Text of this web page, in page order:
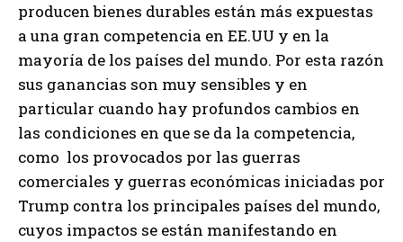
producen bienes durables están más expuestas
a una gran competencia en EE.UU y en la
mayoría de los países del mundo. Por esta razón
sus ganancias son muy sensibles y en
particular cuando hay profundos cambios en
las condiciones en que se da la competencia,
como los provocados por las guerras
comerciales y guerras económicas iniciadas por
Trump contra los principales países del mundo,
cuyos impactos se están manifestando en